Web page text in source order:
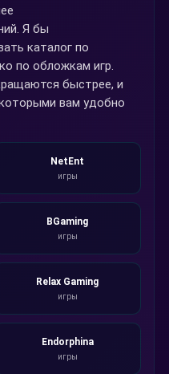
Я бы
каталог по
по обложкам игр.
быстрее, и
вам удобно
NetEnt
игры
BGaming
игры
Relax Gaming
игры
Endorphina
игры